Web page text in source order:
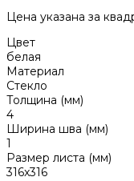
Цена указана за
Цвет
белая
Материал
Стекло
Толщина (мм)
4
Ширина шва (мм)
1
Размер листа (мм)
316x316